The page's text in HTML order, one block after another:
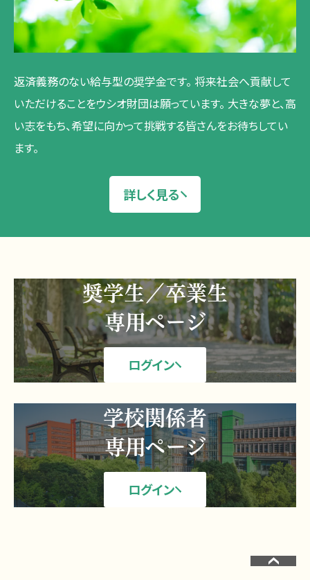
返済義務のない給与型の奨学金です。 将来社会へ貢献して
いただけることをウシオ財団は願っています。 大きな夢と、高
い志をもち、希望に向かって挑戦する皆さんをお待ちしてい
ます。
詳しく見る
奨学生／卒業生
専用ページ
ログイン
学校関係者
専用ページ
ログイン